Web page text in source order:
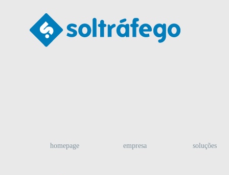
homepage empresa soluções